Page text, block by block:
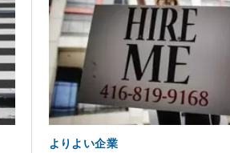
よりよい企業